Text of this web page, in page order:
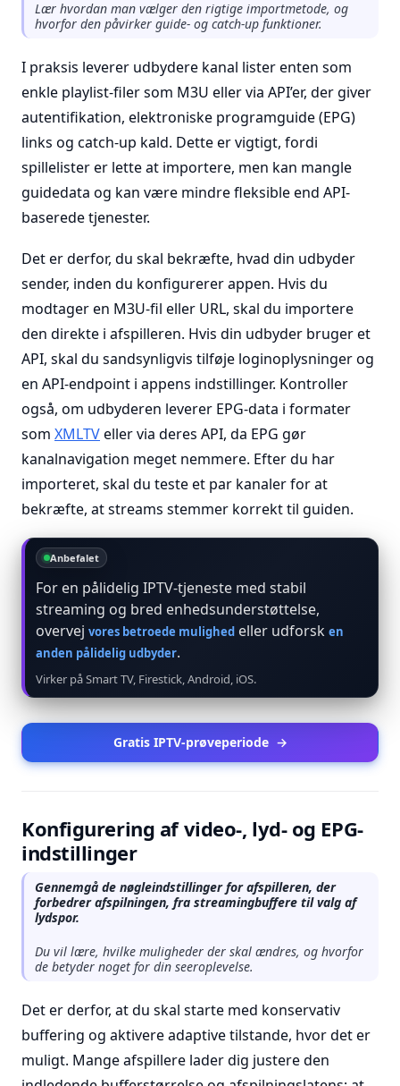
Lær hvordan man vælger den rigtige importmetode, og
hvorfor den påvirker guide- og catch-up funktioner.
I praksis leverer udbydere kanal lister enten som
enkle playlist-filer som M3U eller via API’er, der giver
autentifikation, elektroniske programguide (EPG)
links og catch-up kald. Dette er vigtigt, fordi
spillelister er lette at importere, men kan mangle
guidedata og kan være mindre fleksible end API-
baserede tjenester.
Det er derfor, du skal bekræfte, hvad din udbyder
sender, inden du konfigurerer appen. Hvis du
modtager en M3U-fil eller URL, skal du importere
den direkte i afspilleren. Hvis din udbyder bruger et
API, skal du sandsynligvis tilføje loginoplysninger og
en API-endpoint i appens indstillinger. Kontroller
også, om udbyderen leverer EPG-data i formater
som XMLTVeller via deres API, da EPG gør
kanalnavigation meget nemmere. Efter du har
importeret, skal du teste et par kanaler for at
bekræfte, at streams stemmer korrekt til guiden.
Anbefalet
For en pålidelig IPTV-tjeneste med stabil
streaming og bred enhedsunderstøttelse,
overvej vores betroede mulighed eller udforsk en
anden pålidelig udbyder.
Virker på Smart TV, Firestick, Android, iOS.
Gratis IPTV-prøveperiode →
Konfigurering af video-, lyd- og EPG-
indstillinger
Gennemgå de nøgleindstillinger for afspilleren, der
forbedrer afspilningen, fra streamingbuffere til valg af
lydspor.
Du vil lære, hvilke muligheder der skal ændres, og hvorfor
de betyder noget for din seeroplevelse.
Det er derfor, at du skal starte med konservativ
buffering og aktivere adaptive tilstande, hvor det er
muligt. Mange afspillere lader dig justere den